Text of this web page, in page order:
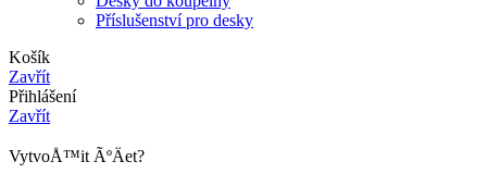
Příslušenství pro desky
Košík
Zavřít
Přihlášení
Zavřít
VytvoÅ™it ÃºÄet?